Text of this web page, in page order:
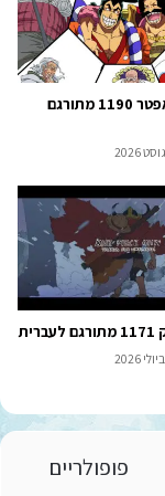
וואן פיס צ'אפטר 1190 מתורגם
פופולריים